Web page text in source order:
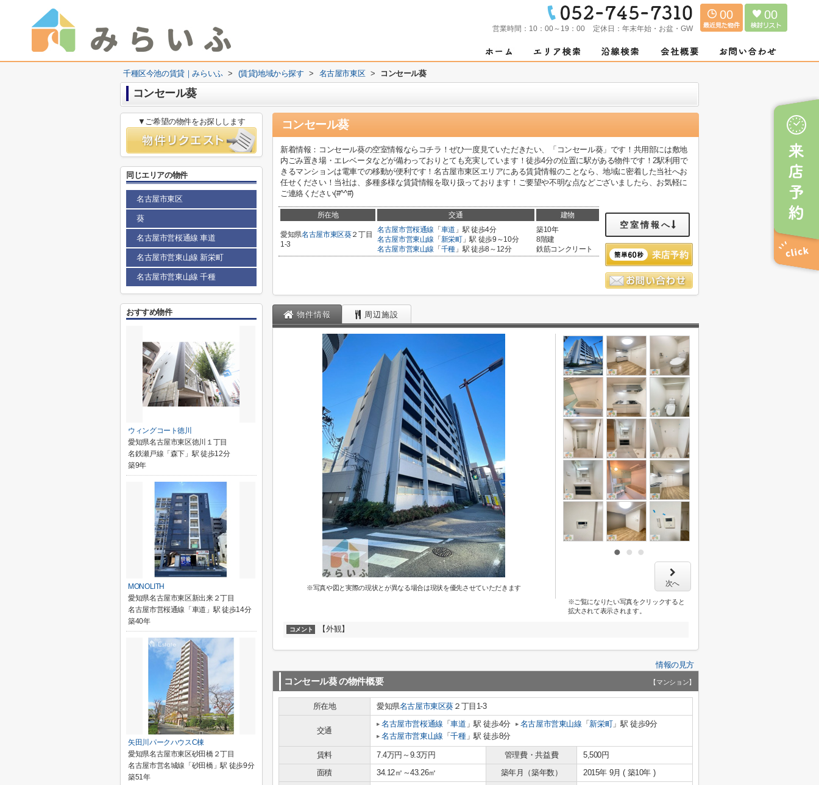
営業時間： 10：00～19：00 定休日： 年末年始・お盆・GW
00 00
千種区今池の賃貸｜みらいふ > (賃貸)地域から探す > 名古屋市東区 > コンセール葵
コンセール葵
コンセール葵
新着情報：コンセール葵の空室情報ならコチラ！ぜひ一度見ていただきたい、「コンセール葵」です！共用部には敷地
内ごみ置き場・エレベータなどが備わっておりとても充実しています！徒歩4分の位置に駅がある物件です！2駅利用で
きるマンションは電車での移動が便利です！名古屋市東区エリアにある賃貸情報のことなら、地域に密着した当社へお
任せください！当社は、多種多様な賃貸情報を取り扱っております！ご要望や不明な点などございましたら、お気軽に
ご連絡ください(#^^#)
所在地 交通 建物
愛知県名古屋市東区葵２丁目
1-3
名古屋市営桜通線 「 車道 」駅 徒歩4分
名古屋市営東山線 「 新栄町」駅 徒歩9～10分
名古屋市営東山線 「 千種 」駅 徒歩8～12分
築10年
8階建
鉄筋コンクリート
空室情報へ
物件情報 周辺施設
※写真や図と実際の現状とが異なる場合は現状を優先させていただきます 次へ
※ご覧になりたい写真をクリックすると
拡大されて表示されます。
コメント 【外観】
情報の見方
コンセール葵 の物件概要 【マンション】
所在地 愛知県名古屋市東区葵 ２丁目1-3
交通
名古屋市営桜通線 「車道 」駅 徒歩4分 名古屋市営東山線 「 新栄町」駅 徒歩9分
名古屋市営東山線 「千種」駅 徒歩8分
賃料 7.4万円～9.3万円 管理費・共益費
5,500円
面積
34.12㎡～43.26㎡ 築年月（築年数） 2015年 9月 ( 築10年 )
▼ご希望の物件をお探しします
同じエリアの物件
名古屋市東区
葵
名古屋市営桜通線 車道
名古屋市営東山線 新栄町
名古屋市営東山線 千種
おすすめ物件
ウィングコート徳川
愛知県名古屋市東区徳川１丁目
名鉄瀬戸線「森下」駅 徒歩12分
築9年
MONOLITH
愛知県名古屋市東区新出来２丁目
名古屋市営桜通線「車道」駅 徒歩14分
築40年
矢田川パークハウスC棟
愛知県名古屋市東区砂田橋２丁目
名古屋市営名城線「砂田橋」駅 徒歩9分
築51年